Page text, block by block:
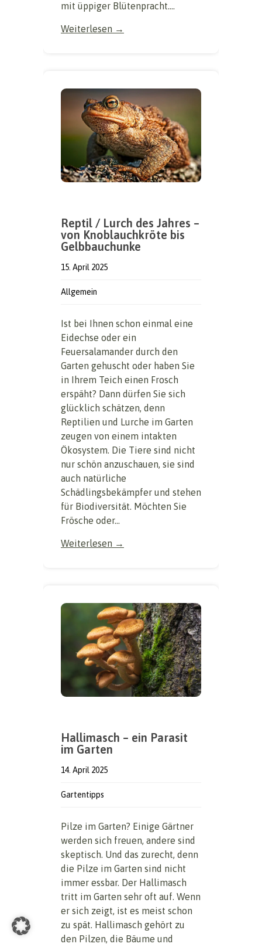
mit üppiger Blütenpracht....
Weiterlesen →
Reptil / Lurch des Jahres –
von Knoblauchkröte bis
Gelbbauchunke
15. April 2025
Allgemein
Ist bei Ihnen schon einmal eine
Eidechse oder ein
Feuersalamander durch den
Garten gehuscht oder haben Sie
in Ihrem Teich einen Frosch
erspäht? Dann dürfen Sie sich
glücklich schätzen, denn
Reptilien und Lurche im Garten
zeugen von einem intakten
Ökosystem. Die Tiere sind nicht
nur schön anzuschauen, sie sind
auch natürliche
Schädlingsbekämpfer und stehen
für Biodiversität. Möchten Sie
Frösche oder...
Weiterlesen →
Hallimasch – ein Parasit
im Garten
14. April 2025
Gartentipps
Pilze im Garten? Einige Gärtner
werden sich freuen, andere sind
skeptisch. Und das zurecht, denn
die Pilze im Garten sind nicht
immer essbar. Der Hallimasch
tritt im Garten sehr oft auf. Wenn
er sich zeigt, ist es meist schon
zu spät. Hallimasch gehört zu
den Pilzen, die Bäume und